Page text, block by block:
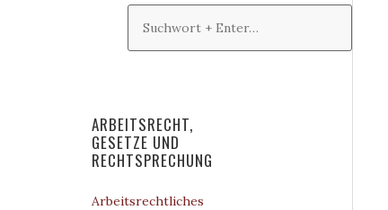
ARBEITSRECHT,
GESETZE UND
RECHTSPRECHUNG
Arbeitsrechtliches